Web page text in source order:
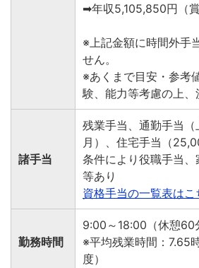
➡年収5,105,850円（賞
※上記金額に時間外手
せん。
※あくまで目安・参考
験、能力等考慮の上、
諸手当
残業手当、通勤手当
月）、住宅手当（
条件により役職手当
等あり
資格手当の一覧表はこ
勤務時間
9:00～18:00（休憩60
※平均残業時間：7.65
度）